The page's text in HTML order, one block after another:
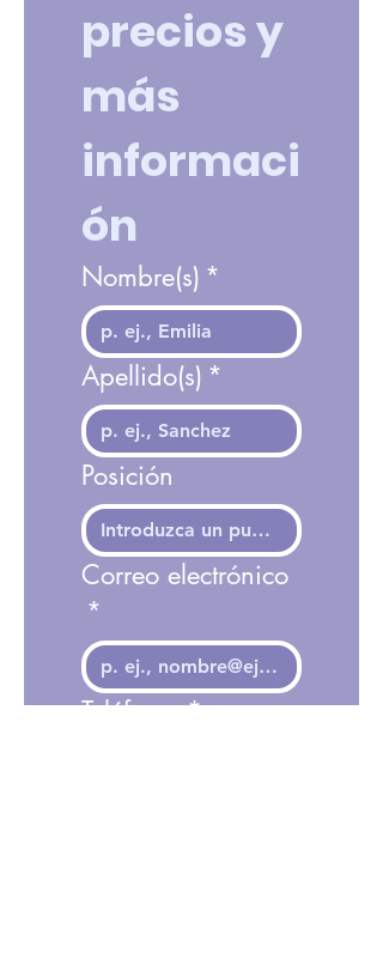
precios y
más
informaci
ón
Nombre(s) *
Apellido(s) *
Posición
Correo electrónico
*
Teléfono*